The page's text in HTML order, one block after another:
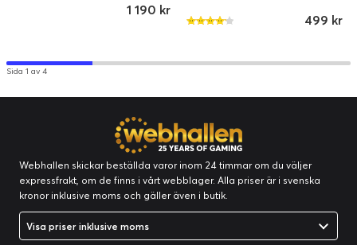
1 190 kr
499 kr
Sida 1 av 4
Webhallen skickar beställda varor inom 24 timmar om du väljer
expressfrakt, om de finns i vårt webblager. Alla priser är i svenska
kronor inklusive moms och gäller även i butik.
Visa priser inklusive moms